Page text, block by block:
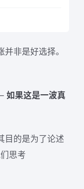
非是好选择。
如果这是一波真
目的是为了论述
思考